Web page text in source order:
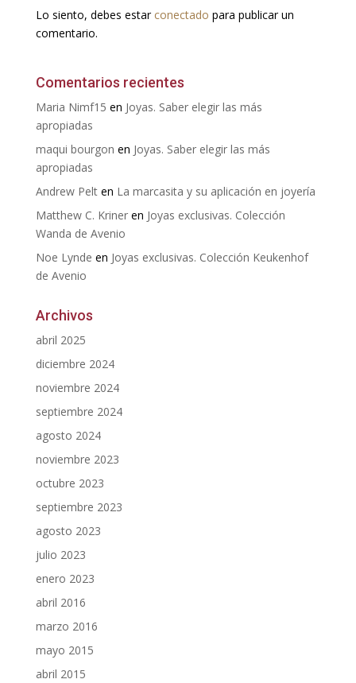
Lo siento, debes estar conectado para publicar un
comentario.
Comentarios recientes
Maria Nimf15 en Joyas. Saber elegir las más
apropiadas
maqui bourgon en Joyas. Saber elegir las más
apropiadas
Andrew Pelten La marcasita y su aplicación en joyería
Matthew C. Krineren Joyas exclusivas. Colección
Wanda de Avenio
Noe Lynde en Joyas exclusivas. Colección Keukenhof
de Avenio
Archivos
abril 2025
diciembre 2024
noviembre 2024
septiembre 2024
agosto 2024
noviembre 2023
octubre 2023
septiembre 2023
agosto 2023
julio 2023
enero 2023
abril 2016
marzo 2016
mayo 2015
abril 2015